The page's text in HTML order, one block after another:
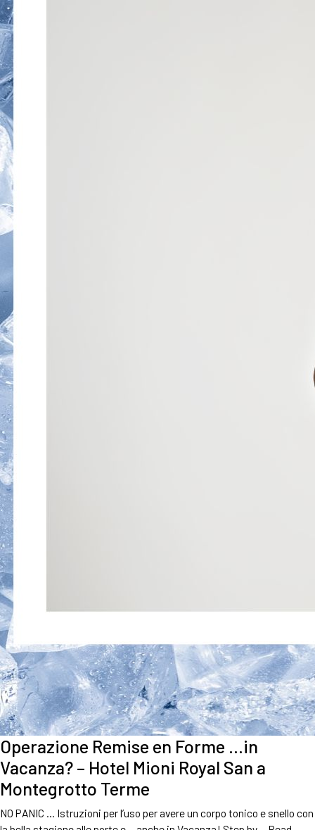
Operazione Remise en Forme …in
Vacanza? – Hotel Mioni Royal San a
Montegrotto Terme
NO PANIC … Istruzioni per l’uso per avere un corpo tonico e snello con